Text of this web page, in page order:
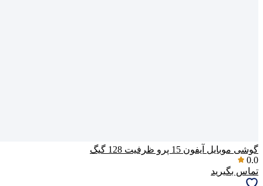
گوشی موبایل آیفون 15 پرو ظرفیت 128 گیگ
0.0
تماس بگیرید